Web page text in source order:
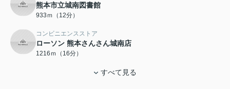
熊本市立城南図書館
933ｍ（12分）
コンビニエンスストア
ローソン 熊本さんさん城南店
1216ｍ（16分）
すべて見る